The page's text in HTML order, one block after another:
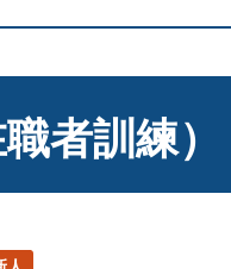
者訓練）